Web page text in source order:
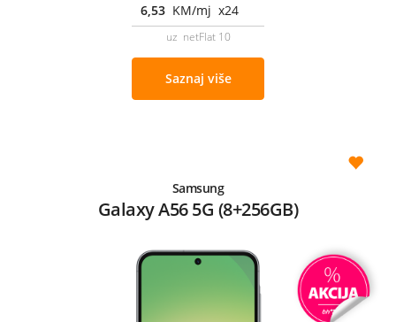
6,53 KM/mj x24
uz netFlat 10
Saznaj više
Samsung
Galaxy A56 5G (8+256GB)